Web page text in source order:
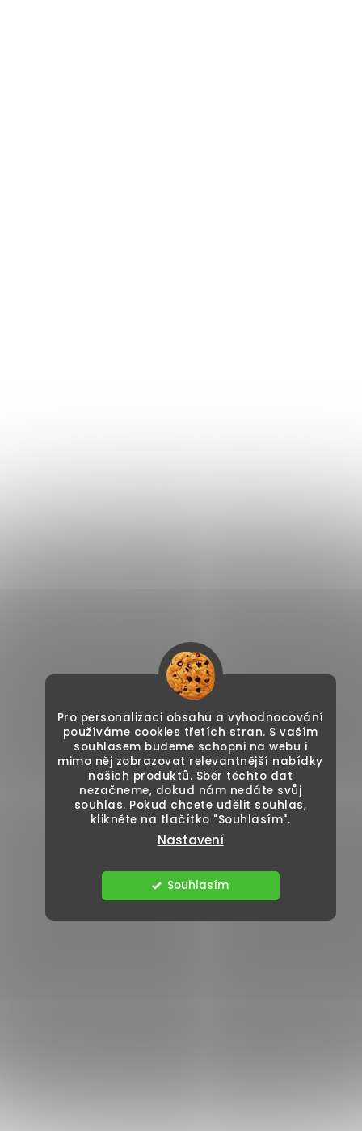
Pro personalizaci obsahu a vyhodnocování
používáme cookies třetích stran. S vaším
souhlasem budeme schopni na webu i
mimo něj zobrazovat relevantnější nabídky
našich produktů. Sběr těchto dat
nezačneme, dokud nám nedáte svůj
souhlas. Pokud chcete udělit souhlas,
klikněte na tlačítko "Souhlasím".
Nastavení
Souhlasím